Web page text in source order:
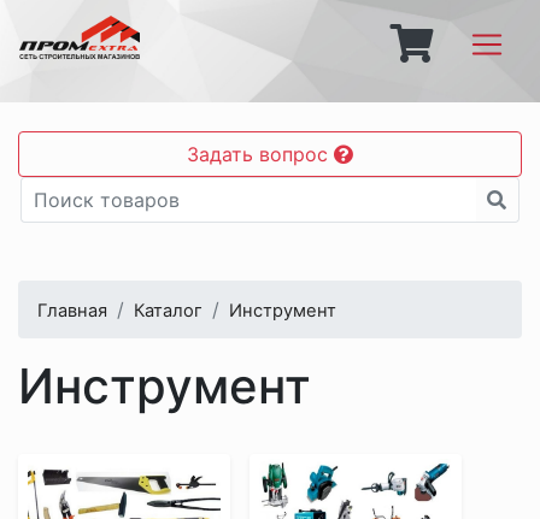
Задать вопрос
Главная Каталог Инструмент
Инструмент